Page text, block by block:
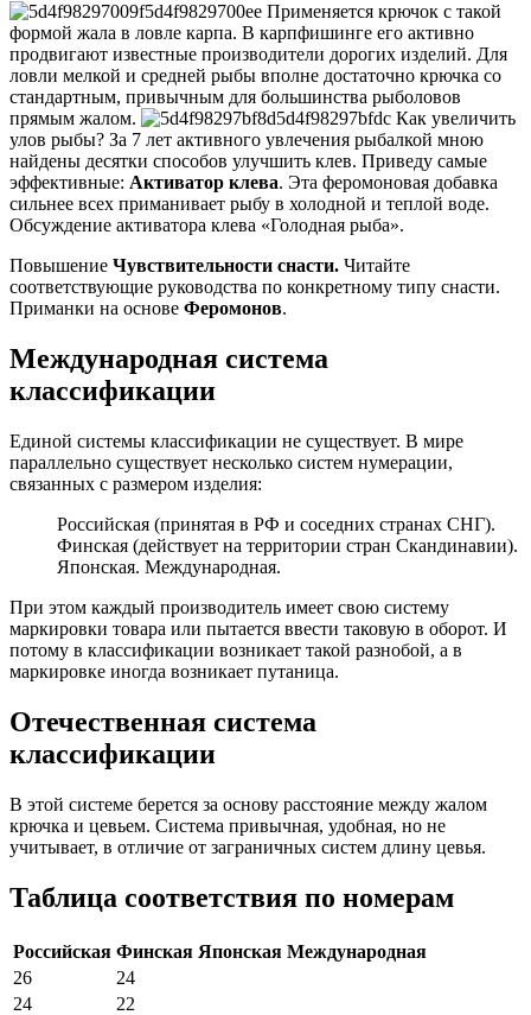
Применяется крючок с такой
формой жала в ловле карпа. В карпфишинге его активно
продвигают известные производители дорогих изделий. Для
ловли мелкой и средней рыбы вполне достаточно крючка со
стандартным, привычным для большинства рыболовов
прямым жалом.
Как увеличить
улов рыбы? За 7 лет активного увлечения рыбалкой мною
найдены десятки способов улучшить клев. Приведу самые
эффективные: Активатор клева. Эта феромоновая добавка
сильнее всех приманивает рыбу в холодной и теплой воде.
Обсуждение активатора клева «Голодная рыба».
Повышение Чувствительности снасти. Читайте
соответствующие руководства по конкретному типу снасти.
Приманки на основе Феромонов.
Международная система
классификации
Единой системы классификации не существует. В мире
параллельно существует несколько систем нумерации,
связанных с размером изделия:
Российская (принятая в РФ и соседних странах СНГ).
Финская (действует на территории стран Скандинавии).
Японская. Международная.
При этом каждый производитель имеет свою систему
маркировки товара или пытается ввести таковую в оборот. И
потому в классификации возникает такой разнобой, а в
маркировке иногда возникает путаница.
Отечественная система
классификации
В этой системе берется за основу расстояние между жалом
крючка и цевьем. Система привычная, удобная, но не
учитывает, в отличие от заграничных систем длину цевья.
Таблица соответствия по номерам
Российская Финская Японская Международная
26
24
24
22